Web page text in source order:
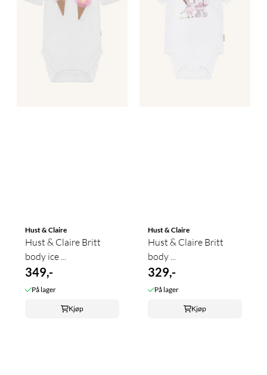
Hust & Claire
Hust & Claire Britt
body ice ...
349,-
På lager
Kjøp
Hust & Claire
Hust & Claire Britt
body ...
329,-
På lager
Kjøp